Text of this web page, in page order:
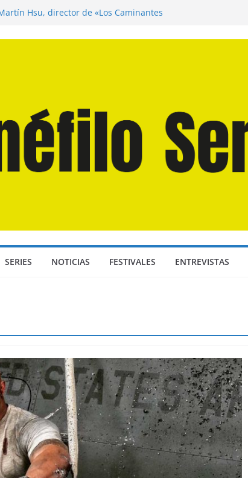
Hsu, director de «Los Caminantes
SERIES NOTICIAS FESTIVALES ENTREVISTAS